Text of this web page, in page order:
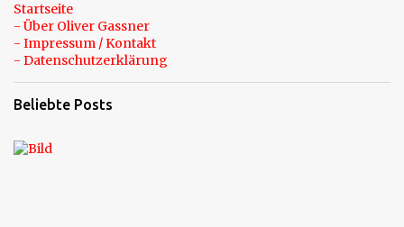
Startseite
- Über Oliver Gassner
- Impressum / Kontakt
- Datenschutzerklärung
Beliebte Posts